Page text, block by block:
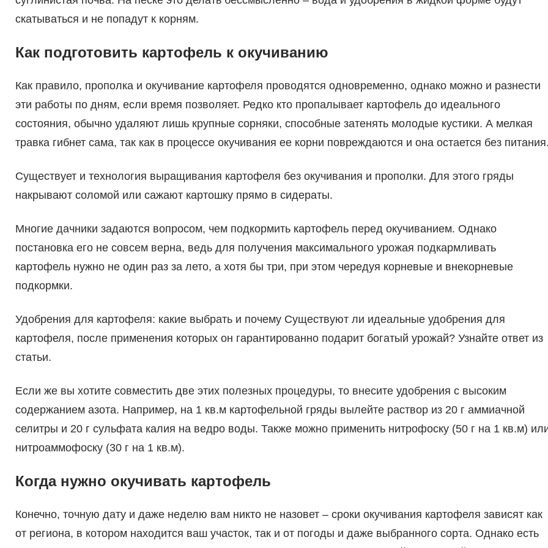
скатываться и не попадут к корням.
Как подготовить картофель к окучиванию
Как правило, прополка и окучивание картофеля проводятся одновременно, однако можно и разнести
эти работы по дням, если время позволяет. Редко кто пропалывает картофель до идеального
состояния, обычно удаляют лишь крупные сорняки, способные затенять молодые кустики. А мелкая
травка гибнет сама, так как в процессе окучивания ее корни повреждаются и она остается без
Существует и технология выращивания картофеля без окучивания и прополки. Для этого гряды
накрывают соломой или сажают картошку прямо в сидераты.
Многие дачники задаются вопросом, чем подкормить картофель перед окучиванием. Однако
постановка его не совсем верна, ведь для получения максимального урожая подкармливать
картофель нужно не один раз за лето, а хотя бы три, при этом чередуя корневые и внекорневые
подкормки.
Удобрения для картофеля: какие выбрать и почему Существуют ли идеальные удобрения для
картофеля, после применения которых он гарантированно подарит богатый урожай? Узнайте ответ из
статьи.
Если же вы хотите совместить две этих полезных процедуры, то внесите удобрения с высоким
содержанием азота. Например, на 1 кв.м картофельной гряды вылейте раствор из 20 г аммиачной
селитры и 20 г сульфата калия на ведро воды. Также можно применить нитрофоску (50 г на 1 кв.м)
нитроаммофоску (30 г на 1 кв.м).
Когда нужно окучивать картофель
Конечно, точную дату и даже неделю вам никто не назовет – сроки окучивания картофеля зависят как
от региона, в котором находится ваш участок, так и от погоды и даже выбранного сорта. Однако есть